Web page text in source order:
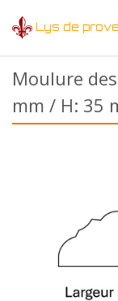
Lys de
Moulure
mm / H: 35